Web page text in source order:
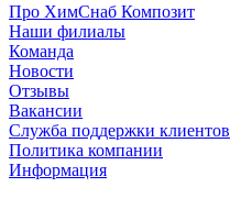
Про ХимСнаб Композит
Наши филиалы
Команда
Новости
Отзывы
Вакансии
Служба поддержки клиентов
Политика компании
Информация